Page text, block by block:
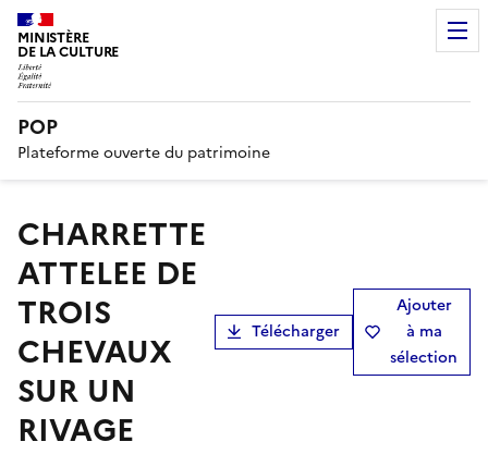
MINISTÈRE
DE LA CULTURE
POP
Plateforme ouverte du patrimoine
CHARRETTE
ATTELEE DE
TROIS
CHEVAUX
SUR UN
RIVAGE
Télécharger
Ajouter
à ma
sélection